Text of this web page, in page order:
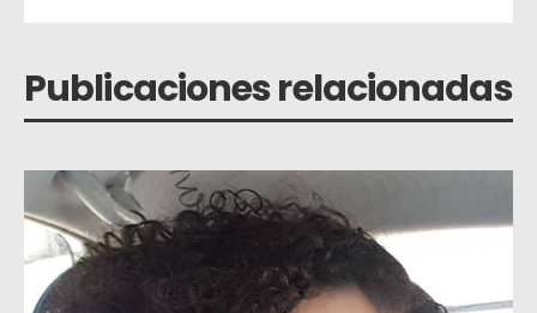
Publicaciones relacionadas